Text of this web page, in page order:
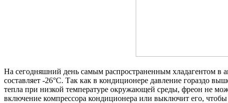
На сегодняшний день самым распространенным хладагентом в
составляет -26°C. Так как в кондиционере давление гораздо
тепла при низкой температуре окружающей среды, фреон не
включение компрессора кондиционера или выключит его,